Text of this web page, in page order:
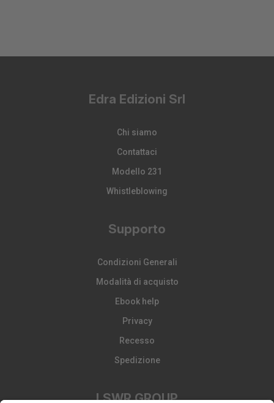
Edra Edizioni Srl
Chi siamo
Contattaci
Modello 231
Whistleblowing
Supporto
Condizioni Generali
Modalità di acquisto
Ebook help
Privacy
Recesso
Spedizione
LSWR GROUP